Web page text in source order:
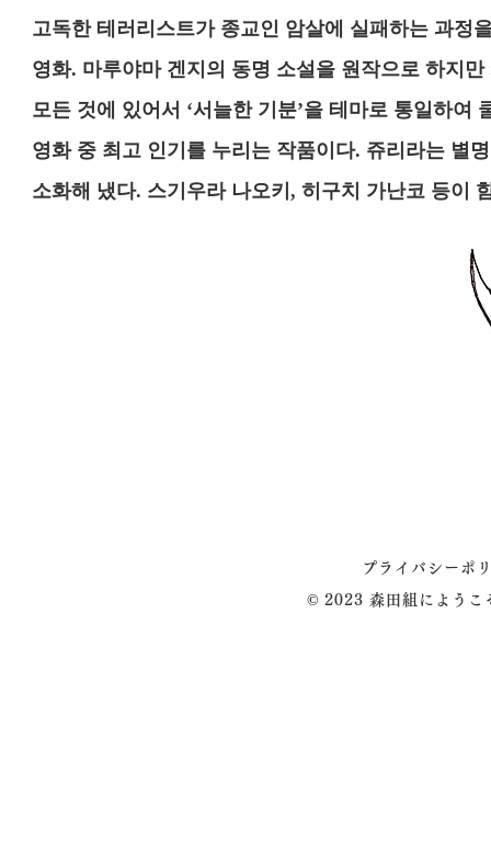
고독한 테러리스트가 종교인 암살에 실패하는 과정
영화. 마루야마 겐지의 동명 소설을 원작으로 하지
모든 것에 있어서 ‘서늘한 기분’을 테마로 통일하
영화 중 최고 인기를 누리는 작품이다. 쥬리라는 별
소화해 냈다. 스기우라 나오키, 히구치 가난코 등이
プライバシーポ
© 2023 森田組によう